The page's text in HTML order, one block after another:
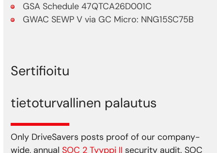
GSA Schedule 47QTCA26D001C
GWAC SEWP V via GC Micro: NNG15SC75B
Sertifioitu
tietoturvallinen palautus
Only DriveSavers posts proof of our company-
wide, annualSOC 2 Tyyppi II security audit. SOC